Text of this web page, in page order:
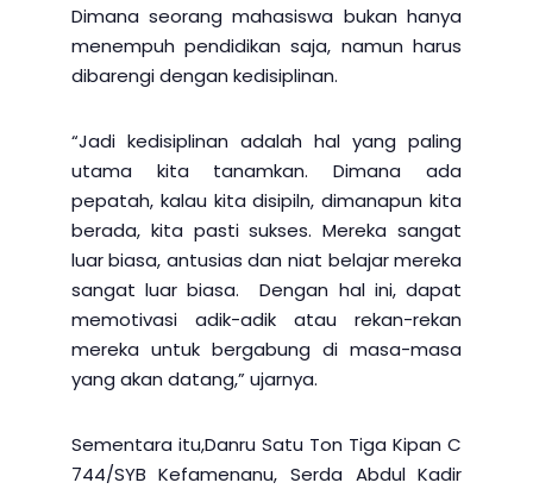
Dimana seorang mahasiswa bukan hanya
menempuh pendidikan saja, namun harus
dibarengi dengan kedisiplinan.
“Jadi kedisiplinan adalah hal yang paling
utama kita tanamkan. Dimana ada
pepatah, kalau kita disipiln, dimanapun kita
berada, kita pasti sukses. Mereka sangat
luar biasa, antusias dan niat belajar mereka
sangat luar biasa. Dengan hal ini, dapat
memotivasi adik-adik atau rekan-rekan
mereka untuk bergabung di masa-masa
yang akan datang,” ujarnya.
Sementara itu,Danru Satu Ton Tiga Kipan C
744/SYB Kefamenanu, Serda Abdul Kadir